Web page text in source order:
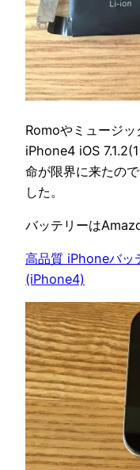
Romoやミュージ
iPhone4 iOS
命が限界に来たの
した。
バッテリーは
高品質 iPhoneバ
(iPhone4)